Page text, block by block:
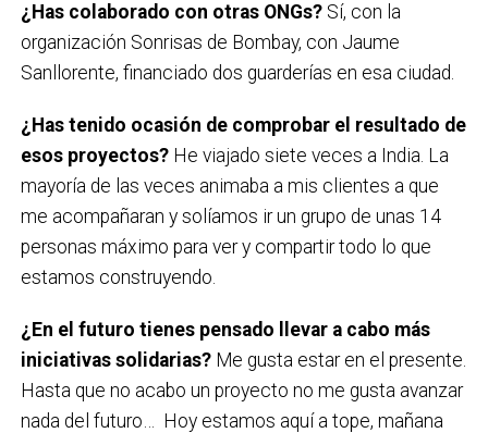
¿Has colaborado con otras ONGs?Sí, con la
organización Sonrisas de Bombay, con Jaume
Sanllorente, financiado dos guarderías en esa ciudad.
¿Has tenido ocasión de comprobar el resultado de
esos proyectos?He viajado siete veces a India. La
mayoría de las veces animaba a mis clientes a que
me acompañaran y solíamos ir un grupo de unas 14
personas máximo para ver y compartir todo lo que
estamos construyendo.
¿En el futuro tienes pensado llevar a cabo más
iniciativas solidarias? Me gusta estar en el presente.
Hasta que no acabo un proyecto no me gusta avanzar
nada del futuro… Hoy estamos aquí a tope, mañana